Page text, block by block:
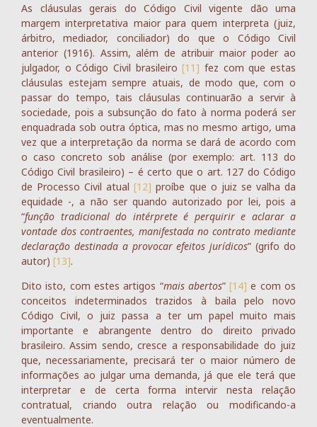
As cláusulas gerais do Código Civil vigente dão uma
margem interpretativa maior para quem interpreta (juiz,
árbitro, mediador, conciliador) do que o Código Civil
anterior (1916). Assim, além de atribuir maior poder ao
julgador, o Código Civil brasileiro[11] fez com que estas
cláusulas estejam sempre atuais, de modo que, com o
passar do tempo, tais cláusulas continuarão a servir à
sociedade, pois a subsunção do fato à norma poderá ser
enquadrada sob outra óptica, mas no mesmo artigo, uma
vez que a interpretação da norma se dará de acordo com
o caso concreto sob análise (por exemplo: art. 113 do
Código Civil brasileiro) – é certo que o art. 127 do Código
de Processo Civil atual[12] proíbe que o juiz se valha da
equidade -, a não ser quando autorizado por lei, pois a
“função tradicional do intérprete é perquirir e aclarar a
vontade dos contraentes, manifestada no contrato mediante
declaração destinada a provocar efeitos jurídicos” (grifo do
autor) [13].
Dito isto, com estes artigos “mais abertos”[14] e com os
conceitos indeterminados trazidos à baila pelo novo
Código Civil, o juiz passa a ter um papel muito mais
importante e abrangente dentro do direito privado
brasileiro. Assim sendo, cresce a responsabilidade do juiz
que, necessariamente, precisará ter o maior número de
informações ao julgar uma demanda, já que ele terá que
interpretar e de certa forma intervir nesta relação
contratual, criando outra relação ou modificando-a
eventualmente.